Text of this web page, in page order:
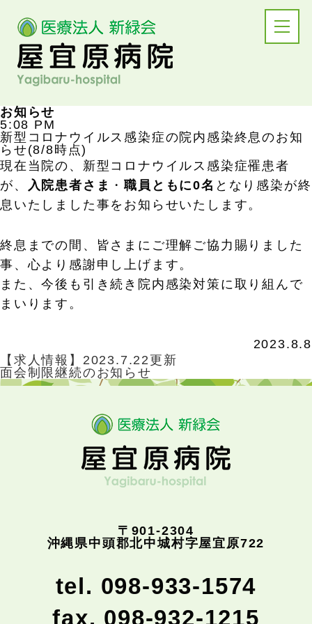
お知らせ
5:08 PM
新型コロナウイルス感染症の院内感染終息のお知
らせ(8/8時点)
現在当院の、新型コロナウイルス感染症罹患者
が、
入院患者さま ・職員ともに0名 となり感染が終
息いたしました事をお知らせいたします。
終息までの間、皆さまにご理解ご協力賜りました
事、心より感謝申し上げます。
また、今後も引き続き院内感染対策に取り組んで
まいります。
2023.8.8
【求人情報】2023.7.22更新
面会制限継続のお知らせ
〒901-2304
沖縄県中頭郡北中城村字屋宜原722
tel. 098-933-1574
fax. 098-932-1215